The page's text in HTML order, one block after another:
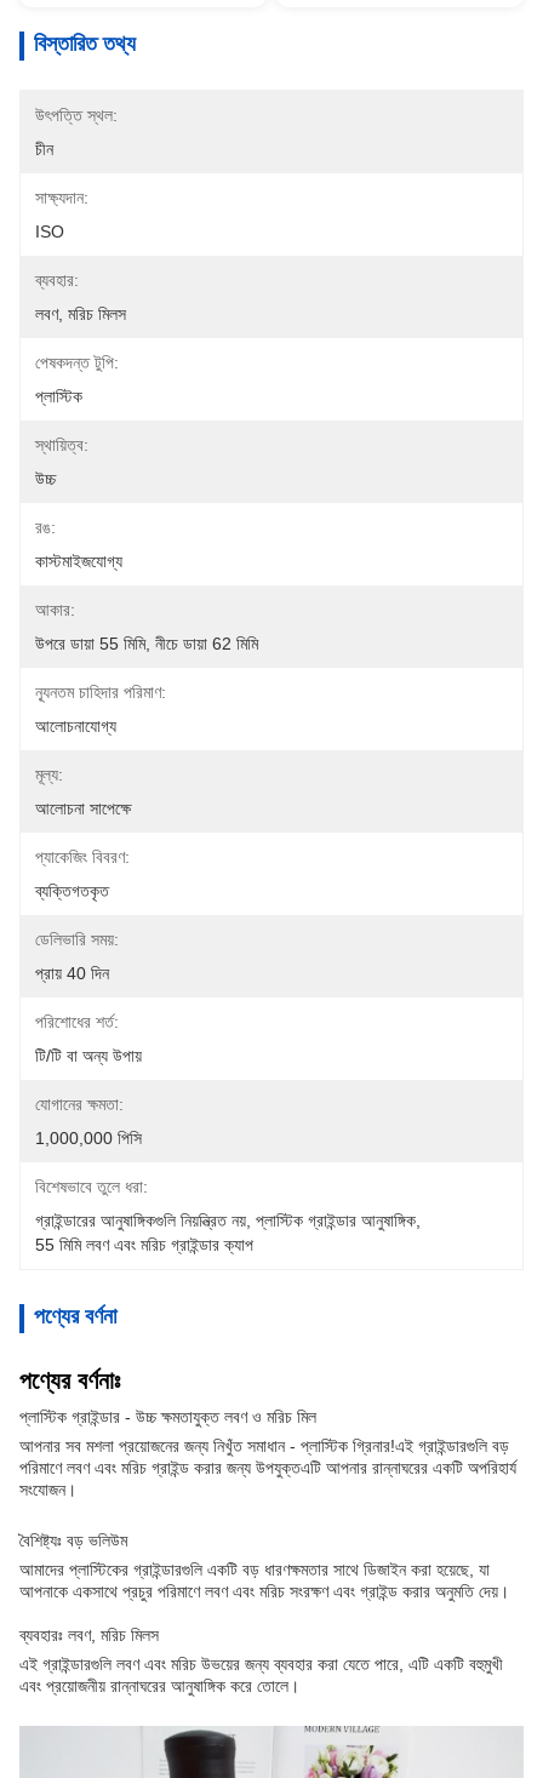
বিস্তারিত তথ্য
উৎপত্তি স্থল:
চীন
সাক্ষ্যদান:
ISO
ব্যবহার:
লবণ, মরিচ মিলস
পেষকদন্ত টুপি:
প্লাস্টিক
স্থায়িত্ব:
উচ্চ
রঙ:
কাস্টমাইজযোগ্য
আকার:
উপরে ডায়া 55 মিমি, নীচে ডায়া 62 মিমি
ন্যূনতম চাহিদার পরিমাণ:
আলোচনাযোগ্য
মূল্য:
আলোচনা সাপেক্ষে
প্যাকেজিং বিবরণ:
ব্যক্তিগতকৃত
ডেলিভারি সময়:
প্রায় 40 দিন
পরিশোধের শর্ত:
টি/টি বা অন্য উপায়
যোগানের ক্ষমতা:
1,000,000 পিসি
বিশেষভাবে তুলে ধরা:
গ্রাইন্ডারের আনুষাঙ্গিকগুলি নিয়ন্ত্রিত নয় প্লাস্টিক গ্রাইন্ডার আনুষাঙ্গিক
55 মিমি লবণ এবং মরিচ গ্রাইন্ডার ক্যাপ
পণ্যের বর্ণনা
পণ্যের বর্ণনাঃ
প্লাস্টিক গ্রাইন্ডার - উচ্চ ক্ষমতাযুক্ত লবণ ও মরিচ মিল
আপনার সব মশলা প্রয়োজনের জন্য নিখুঁত সমাধান - প্লাস্টিক গ্রিনার!এই গ্রাইন্ডারগুলি বড়
পরিমাণে লবণ এবং মরিচ গ্রাইন্ড করার জন্য উপযুক্তএটি আপনার রান্নাঘরের একটি অপরিহার্য
সংযোজন।
বৈশিষ্ট্যঃ বড় ভলিউম
আমাদের প্লাস্টিকের গ্রাইন্ডারগুলি একটি বড় ধারণক্ষমতার সাথে ডিজাইন করা হয়েছে, যা
আপনাকে একসাথে প্রচুর পরিমাণে লবণ এবং মরিচ সংরক্ষণ এবং গ্রাইন্ড করার অনুমতি দেয়।
ব্যবহারঃ লবণ, মরিচ মিলস
এই গ্রাইন্ডারগুলি লবণ এবং মরিচ উভয়ের জন্য ব্যবহার করা যেতে পারে, এটি একটি বহুমুখী
এবং প্রয়োজনীয় রান্নাঘরের আনুষাঙ্গিক করে তোলে।